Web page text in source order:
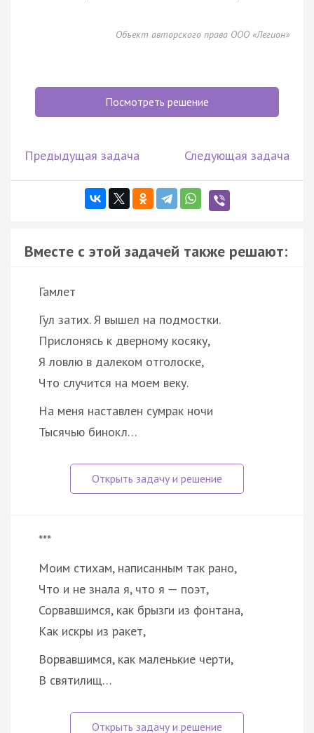
Объект авторского права ООО «Легион»
Посмотреть решение
Предыдущая задача Следующая задача
Вместе с этой задачей также решают:
Гамлет
Гул затих. Я вышел на подмостки.
Прислонясь к дверному косяку,
Я ловлю в далеком отголоске,
Что случится на моем веку.
На меня наставлен сумрак ночи
Тысячью бинокл…
***
Моим стихам, написанным так рано,
Что и не знала я, что я — поэт,
Сорвавшимся, как брызги из фонтана,
Как искры из ракет,
Ворвавшимся, как маленькие черти,
В святилищ…